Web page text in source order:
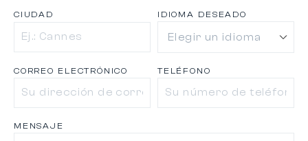
CIUDAD IDIOMA DESEADO
CORREO ELECTRÓNICO TELÉFONO
MENSAJE